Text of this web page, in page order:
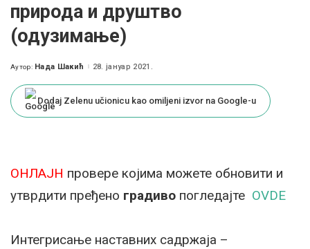
природа и друштво
(одузимање)
Posted
Аутор: Нада Шакић 28. јануар 2021.
Dodaj Zelenu učionicu kao omiljeni izvor na Google-u
ОНЛАЈН провере којима можете обновити и
утврдити пређено градиво погледајте OVDE
Интегрисање наставних садржаја –